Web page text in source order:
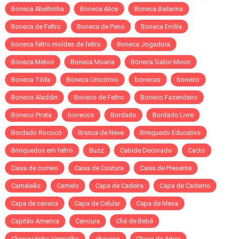
Boneca Abelhinha Boneca Alice Boneca Bailarina
Boneca de Feltro Boneca de Pano Boneca Emília
boneca feltro moldes de feltro Boneca Jogadora
Boneca Metoo Boneca Moana Boneca Sailor Moon
Boneca Tilda Boneca Unicórnio bonecas boneco
Boneco Aladdin Boneco de Feltro Boneco Fazendeiro
Boneco Pirata bonecos Bordado Bordado Livre
Bordado Rococó Branca de Neve Brinquedo Educativo
Brinquedos em feltro Buzz Cabide Decorado Cacto
Caixa de correio Caixa de Costura Caixa de Presente
Camaleão Camelo Capa de Cadeira Capa de Caderno
Capa de caneca Capa de Celular Capa de Mesa
Capitão America Cenoura Chá de Bebê